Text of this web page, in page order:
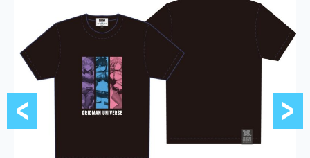
HoneyHoney
メカニカルパルス